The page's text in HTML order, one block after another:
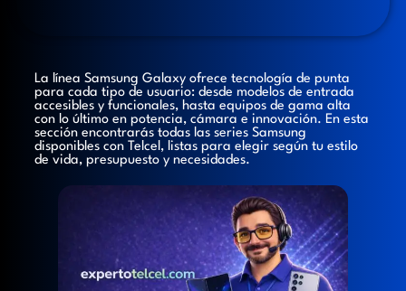
La línea Samsung Galaxy ofrece tecnología de punta
para cada tipo de usuario: desde modelos de entrada
accesibles y funcionales, hasta equipos de gama alta
con lo último en potencia, cámara e innovación. En esta
sección encontrarás todas las series Samsung
disponibles con Telcel, listas para elegir según tu estilo
de vida, presupuesto y necesidades.